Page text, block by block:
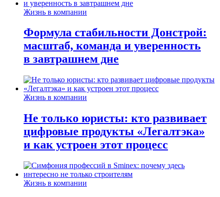
Жизнь в компании
Формула стабильности Донстрой:
масштаб, команда и уверенность
в завтрашнем дне
Жизнь в компании
Не только юристы: кто развивает
цифровые продукты «Легалтэка»
и как устроен этот процесс
Жизнь в компании